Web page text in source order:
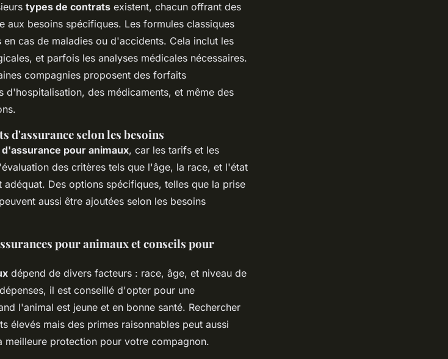
types de contrats existent, chacun offrant des
aux besoins spécifiques. Les formules classiques
cas de maladies ou d'accidents. Cela inclut les
et parfois les analyses médicales nécessaires.
compagnies proposent des forfaits
d'hospitalisation, des médicaments, et même des
d'assurance selon les besoins
pour animaux, car les tarifs et les
des critères tels que l'âge, la race, et l'état
Des options spécifiques, telles que la prise
aussi être ajoutées selon les besoins
pour animaux et conseils pour
dépend de divers facteurs : race, âge, et niveau de
il est conseillé d'opter pour une
l'animal est jeune et en bonne santé. Rechercher
élevés mais des primes raisonnables peut aussi
meilleure protection pour votre compagnon.